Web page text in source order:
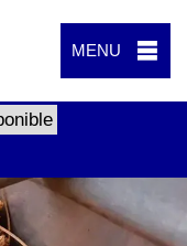
MENU